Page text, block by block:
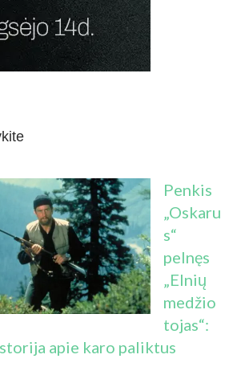
Penkis
„Oskaru
s“
pelnęs
„Elnių
medžio
tojas“:
apie karo paliktus